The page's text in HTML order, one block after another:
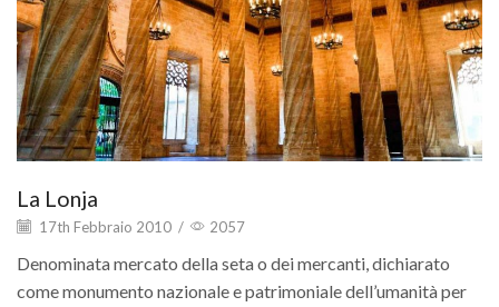
La Lonja
17th Febbraio 2010 / 2057
Denominata mercato della seta o dei mercanti, dichiarato
come monumento nazionale e patrimoniale dell’umanità per